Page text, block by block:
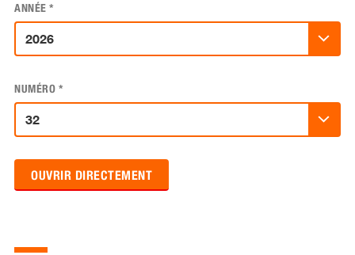
ANNÉE *
NUMÉRO *
OUVRIR DIRECTEMENT